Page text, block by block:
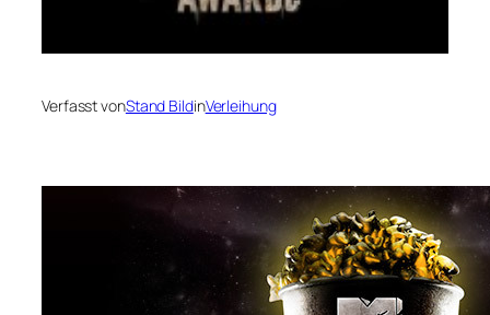
Verfasst vonStand BildinVerleihung